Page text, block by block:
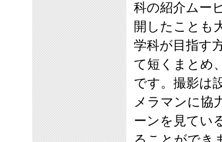
科の紹介ムー
開したことも
学科が目指す
て短くまとめ
です。撮影は
メラマンに協
ーンを見てい